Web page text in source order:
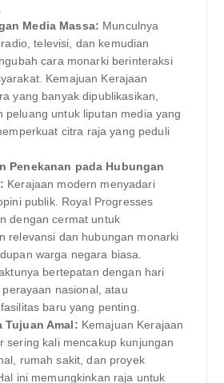
Media Massa: Munculnya
televisi, dan kemudian
cara monarki berinteraksi
Kemajuan Kerajaan
yang banyak dipublikasikan,
peluang untuk liputan media yang
citra raja yang peduli
Penekanan pada Hubungan
Kerajaan modern menyadari
publik. Royal Progresses
dengan cermat untuk
relevansi dan hubungan monarki
warga negara biasa.
bertepatan dengan hari
nasional, atau
baru yang penting.
Tujuan Amal: Kemajuan Kerajaan
sering kali mencakup kunjungan
rumah sakit, dan proyek
ini memungkinkan raja untuk